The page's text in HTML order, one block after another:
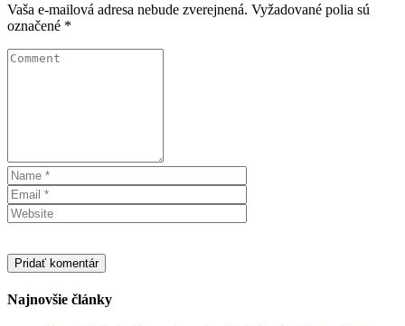
Vaša e-mailová adresa nebude zverejnená. Vyžadované polia sú
označené *
Najnovšie články